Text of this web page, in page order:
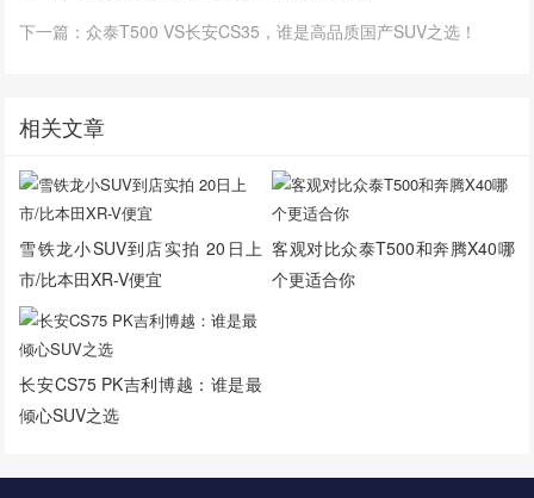
下一篇：众泰T500 VS长安CS35，谁是高品质国产SUV之选！
相关文章
雪铁龙小SUV到店实拍 20日上
市/比本田XR-V便宜
客观对比众泰T500和奔腾X40哪
个更适合你
长安CS75 PK吉利博越：谁是最
倾心SUV之选